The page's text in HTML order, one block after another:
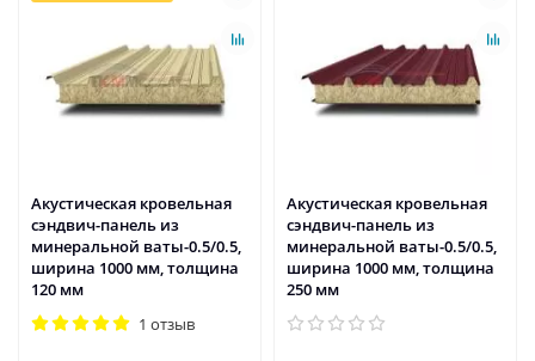
Акустическая кровельная
сэндвич-панель из
минеральной ваты-0.5/0.5,
ширина 1000 мм, толщина
120 мм
1 отзыв
Акустическая кровельная
сэндвич-панель из
минеральной ваты-0.5/0.5,
ширина 1000 мм, толщина
250 мм